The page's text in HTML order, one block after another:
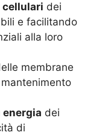
cellulari dei
e facilitando
alla loro
membrane
energia dei
di